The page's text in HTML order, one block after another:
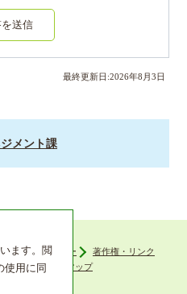
ます。閲
使用に同
送信
最終更新日:2026年8 月3日
メント課
イバシーポリシー
著作権・リンク
ク集 サイトマップ